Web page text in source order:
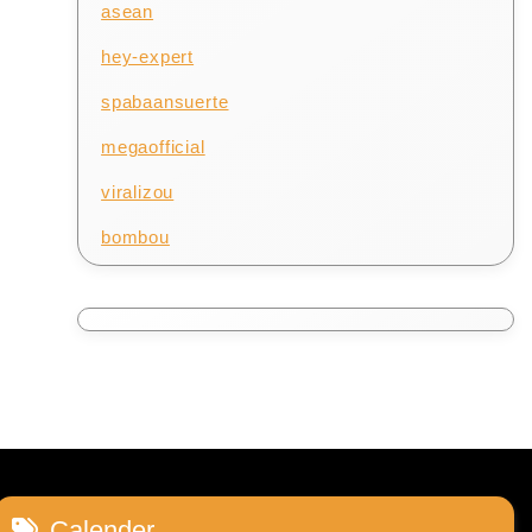
asean
hey-expert
spabaansuerte
megaofficial
viralizou
bombou